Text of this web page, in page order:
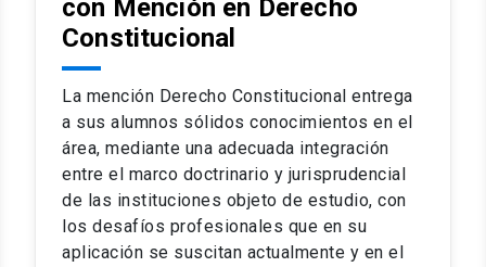
del programa hasta 8 semestres. Los alumnos que
complejo y sofisticado ejercicio profesional. La
de nuestros alumnos, tanto nacionales como
especialmente orientado a las necesidades de la
lectivos, seminarios de casos y actualización de
en los problemas legales más complejos.
perfeccionamiento en los conocimientos del área, tanto
compleja de los problemas que enfrenta nuestra
académico como en lo profesional, haciéndote
con Mención en Derecho
Constitucional
La mención Derecho Constitucional entrega
a sus alumnos sólidos conocimientos en el
área, mediante una adecuada integración
entre el marco doctrinario y jurisprudencial
de las instituciones objeto de estudio, con
los desafíos profesionales que en su
aplicación se suscitan actualmente y en el